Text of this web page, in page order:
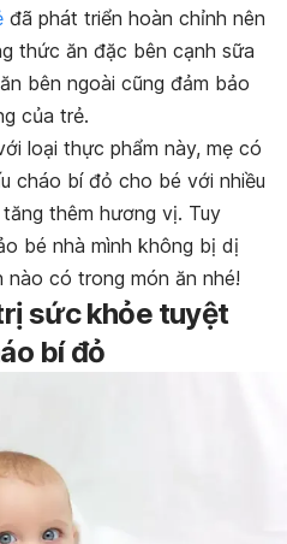
đã phát triển hoàn chỉnh nên
thức ăn đặc bên cạnh sữa
bên ngoài cũng đảm bảo
của trẻ.
loại thực phẩm này, mẹ có
cháo bí đỏ cho bé với nhiều
thêm hương vị. Tuy
bé nhà mình không bị dị
có trong món ăn nhé!
sức khỏe tuyệt
bí đỏ